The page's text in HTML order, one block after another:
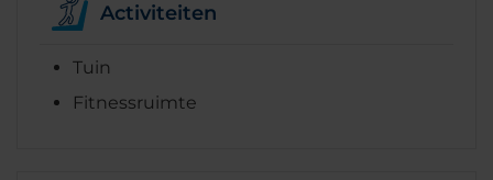
Activiteiten
Tuin
Fitnessruimte